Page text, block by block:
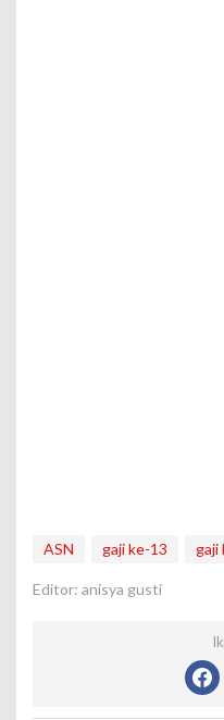
ASN gaji ke-13 gaji
Editor: anisya gusti